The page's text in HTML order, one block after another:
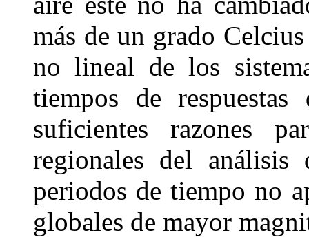
más de un grado
no lineal de los
tiempos de respuestas
suficientes razones
regionales del
periodos de tiempo no
globales de mayor